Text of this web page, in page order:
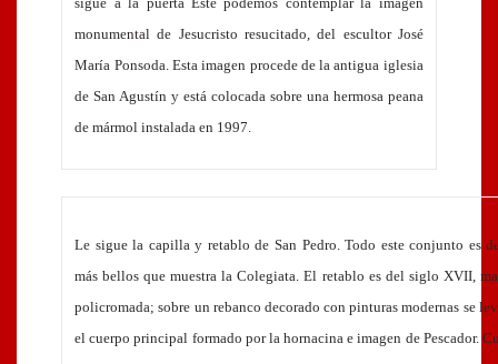
monumental de Jesucristo resucitado, del escultor José
María Ponsoda. Esta imagen procede de la antigua iglesia
de San Agustín y está colocada sobre una hermosa peana
de mármol instalada en 1997.
Le sigue la capilla y retablo de San Pedro. Todo este conjunto es
más bellos que muestra la Colegiata. El retablo es del siglo XVII,
policromada; sobre un rebanco decorado con pinturas modernas se
el cuerpo principal formado por la hornacina e imagen de Pescador.